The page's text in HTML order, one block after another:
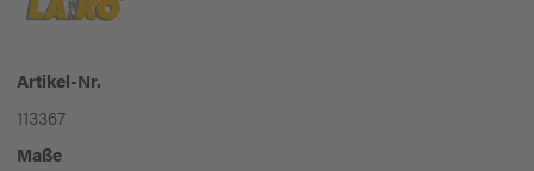
Artikel-Nr.
113367
Maße